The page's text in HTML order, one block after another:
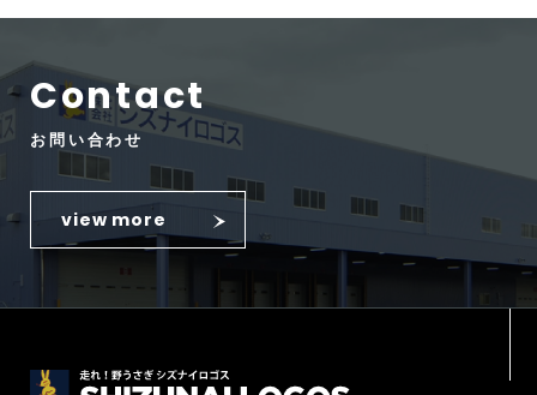
Contact
お問い合わせ
view more